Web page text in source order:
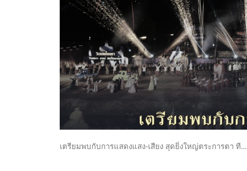
เตรียมพบกับการแสดงแสง-เสียง สุดยิ่งใหญ่ตระการตา ที…